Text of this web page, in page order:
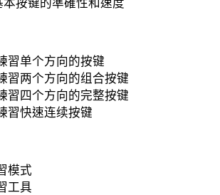
本按键的準確性和速度
習单个方向的按键
習两个方向的组合按键
習四个方向的完整按键
習快速连续按键
模式
工具